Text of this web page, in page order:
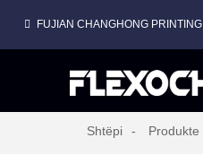
FUJIAN CHANGHONG
Shtëpi Produkte